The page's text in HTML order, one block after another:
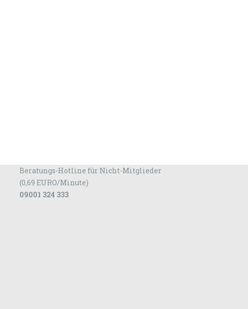
Beratungs-Hotline für Nicht-Mitglieder
(0,69 EURO/Minute)
09001 324 333